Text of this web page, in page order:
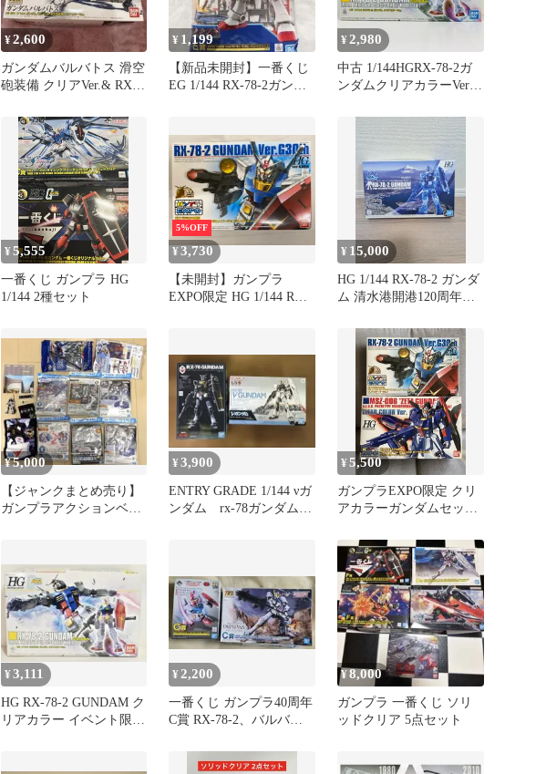
¥2,600
ガンダムバルバトス 滑空
砲装備 クリアVer.& RX-
¥ 1,199
【新品未開封】一番くじ
EG 1/144 RX-78-2ガンダ
¥2,980
中古 1/144HGRX-78-2ガ
ンダムクリアカラーVer.
[5059580]
¥5,555
一番くじ ガンプラ HG
1/144 2種セット
5%OFF
¥3,730
【未開封】ガンプラ
EXPO限定 HG 1/144 RX-
¥ 15,000
HG 1/144 RX-78-2 ガンダ
ム 清水港開港120周年記
¥5,000
【ジャンクまとめ売り】
ガンプラアクションベー
¥3,900
ENTRY GRADE 1/144 νガ
ンダム rx-78ガンダム
¥5,500
ガンプラEXPO限定 クリ
アカラーガンダムセット
¥3,111
HG RX-78-2 GUNDAM ク
リアカラー イベント限定
¥ 2,200
一番くじ ガンプラ40周年
C賞 RX-78-2、バルバト
¥8,000
ガンプラ 一番くじ ソリ
ッドクリア 5点セット